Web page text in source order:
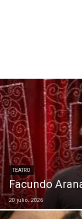
TEATRO
Facundo
20 julio, 2026